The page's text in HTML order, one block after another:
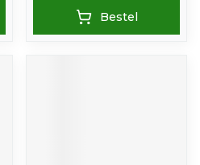
Bestel